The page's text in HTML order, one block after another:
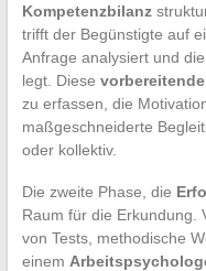
Kompetenzbilanz
trifft der Begünstigte auf
Anfrage analysiert und
legt. Diese
zu erfassen, die
maßgeschneiderte
oder kollektiv.
Die zweite Phase, die
Raum für die Erkundung.
von Tests, methodische
einem